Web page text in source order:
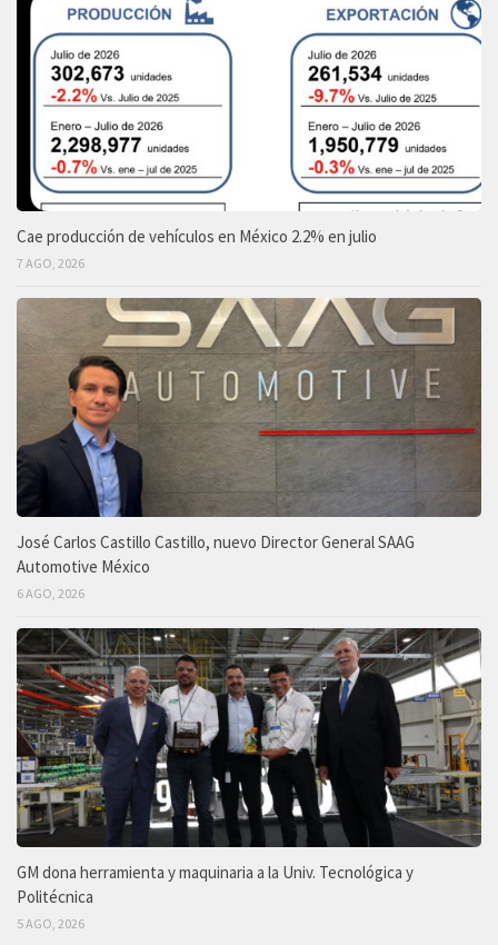
Cae producción de vehículos en México 2.2% en julio
7 AGO, 2026
José Carlos Castillo Castillo, nuevo Director General SAAG
Automotive México
6 AGO, 2026
GM dona herramienta y maquinaria a la Univ. Tecnológica y
Politécnica
5 AGO, 2026